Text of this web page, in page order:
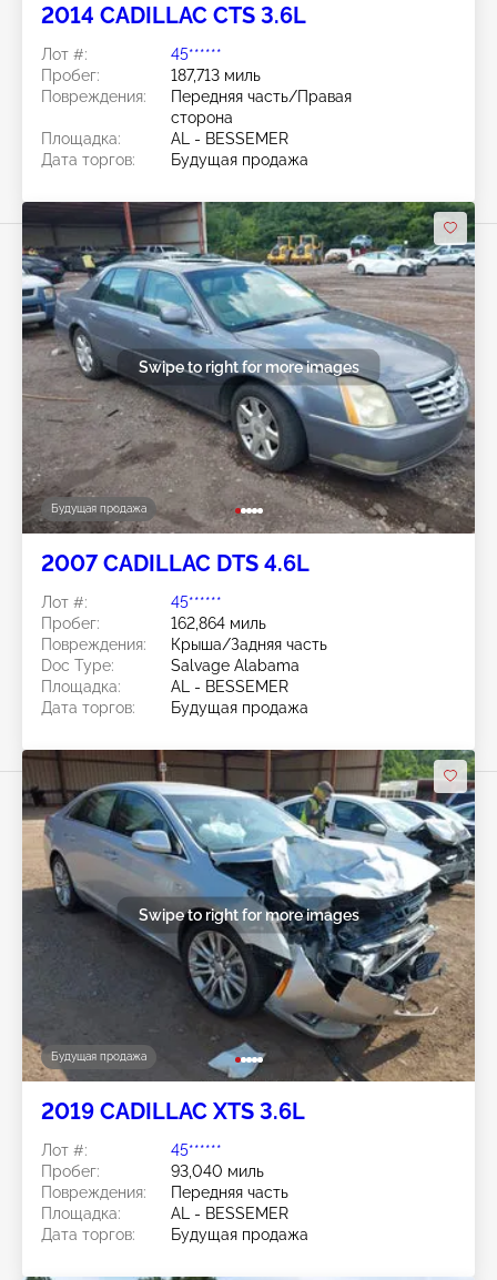
2014 CADILLAC CTS 3.6L
Лот #:
45******
Пробег:
187,713 миль
Повреждения:
Передняя часть/Правая
сторона
Площадка:
AL - BESSEMER
Дата торгов:
Будущая продажа
Будущая продажа
Swipe to right for more images
2007 CADILLAC DTS 4.6L
Лот #:
45******
Пробег:
162,864 миль
Повреждения:
Крыша/Задняя часть
Doc Type:
Salvage Alabama
Площадка:
AL - BESSEMER
Дата торгов:
Будущая продажа
Будущая продажа
Swipe to right for more images
2019 CADILLAC XTS 3.6L
Лот #:
45******
Пробег:
93,040 миль
Повреждения:
Передняя часть
Площадка:
AL - BESSEMER
Дата торгов:
Будущая продажа